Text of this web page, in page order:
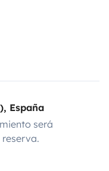
España
será